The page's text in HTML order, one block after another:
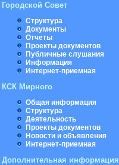
Городской Совет
Структура
Документы
Отчеты
Проекты документов
Публичные слушания
Информация
Интернет-приемная
КСК Мирного
Общая информация
Структура
Деятельность
Проекты документов
Новости и объявления
Интернет-приемная
Дополнительная информация